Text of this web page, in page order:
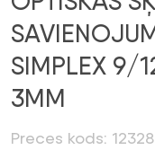
SIMPLEX 9/
3MM
Preces kods: 12328